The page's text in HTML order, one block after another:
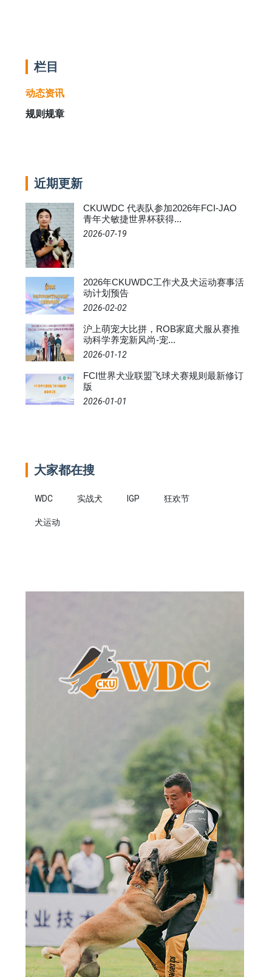
栏目
动态资讯
规则规章
近期更新
CKUWDC 代表队参加2026年FCI-JAO
青年犬敏捷世界杯获得...
2026-07-19
2026年CKUWDC工作犬及犬运动赛事活
动计划预告
2026-02-02
沪上萌宠大比拼，ROB家庭犬服从赛推
动科学养宠新风尚-宠...
2026-01-12
FCI世界犬业联盟飞球犬赛规则最新修订
版
2026-01-01
大家都在搜
WDC 实战犬 IGP 狂欢节
犬运动